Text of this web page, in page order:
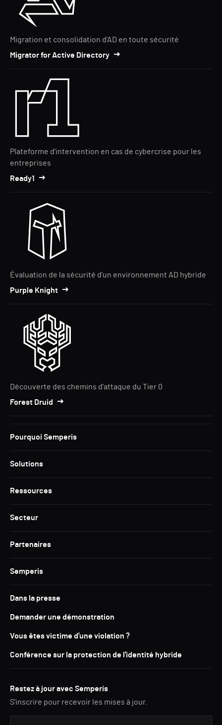
Migration et consolidation d'AD en toute sécurité
Migrator for Active Directory
Plateforme d'intervention en cas de cybercrise pour les
entreprises
Ready1
Évaluation de la sécurité d'un environnement AD hybride
Purple Knight
Découverte des chemins d'attaque du Tier 0
Forest Druid
Pourquoi Semperis
Solutions
Ressources
Secteur
Partenaires
Semperis
Dans la presse
Demander une démonstration
Vous êtes victime d'une violation ?
Conférence sur la protection de l'identité hybride
Restez à jour avec Semperis
S'inscrire pour recevoir les mises à jour.